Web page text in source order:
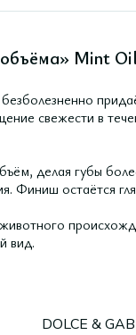
Mint
свежести в
делая губы
Финиш остаётся
вид.
DOLCE &